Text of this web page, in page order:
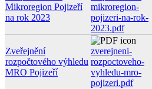
Mikroregion Pojizeří
na rok 2023
mikroregion-
pojizeri-na-rok-
2023.pdf
Zveřejnění
rozpočtového výhledu
MRO Pojizeří
zverejneni-
rozpoctoveho-
vyhledu-mro-
pojizeri.pdf